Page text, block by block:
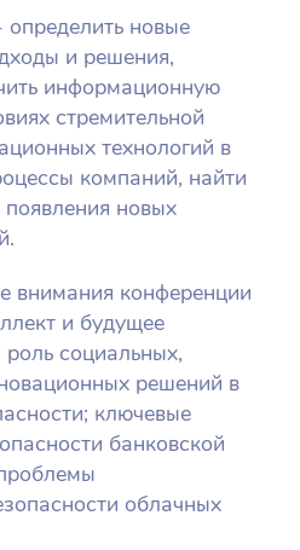
новые
и решения,
информационную
стремительной
технологий в
компаний, найти
новых
внимания конференции
и будущее
социальных,
решений в
ключевые
банковской
облачных